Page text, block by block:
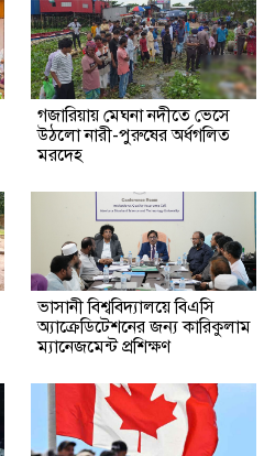
গজারিয়ায় মেঘনা নদীতে ভেসে
উঠলো নারী-পুরুষের অর্ধগলিত
মরদেহ
ভাসানী বিশ্ববিদ্যালয়ে বিএসি
অ্যাক্রেডিটেশনের জন্য কারিকুলাম
ম্যানেজমেন্ট প্রশিক্ষণ